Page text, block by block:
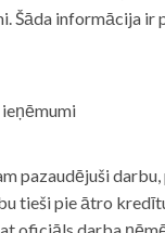
Šāda informācija ir
pazaudējuši
tieši pie ātro